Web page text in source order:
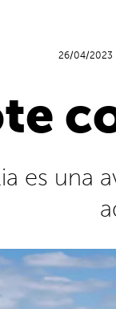
26/04/2023
es una